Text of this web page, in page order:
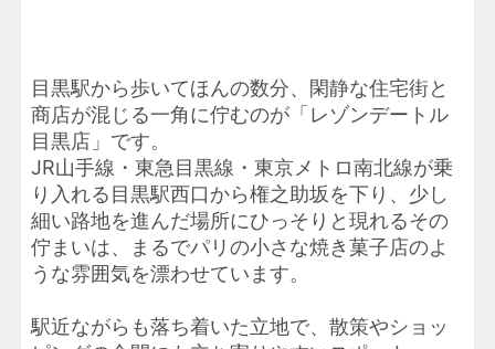
目黒駅から歩いてほんの数分、閑静な住宅街と
商店が混じる一角に佇むのが「レゾンデートル
目黒店」です。
JR山手線・東急目黒線・東京メトロ南北線が乗
り入れる目黒駅西口から権之助坂を下り、少し
細い路地を進んだ場所にひっそりと現れるその
佇まいは、まるでパリの小さな焼き菓子店のよ
うな雰囲気を漂わせています。
駅近ながらも落ち着いた立地で、散策やショッ